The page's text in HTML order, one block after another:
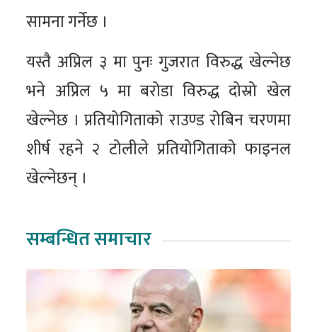
सामना गर्नेछ ।
यस्तै अप्रिल ३ मा पुनः गुजरात विरुद्ध खेल्नेछ
भने अप्रिल ५ मा बरोडा विरुद्ध दोस्रो खेल
खेल्नेछ । प्रतियोगिताको राउण्ड रोबिन चरणमा
शीर्ष रहने २ टोलीले प्रतियोगिताको फाइनल
खेल्नेछन् ।
सम्बन्धित समाचार